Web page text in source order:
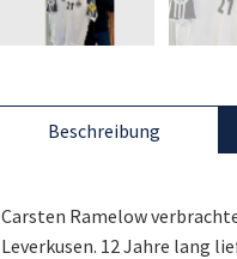
Beschreibung
Carsten Ramelow
Leverkusen. 12 Jahre lang